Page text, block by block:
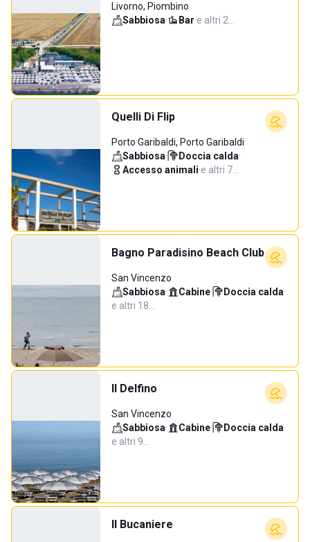
Livorno, Piombino
Sabbiosa· Bar·e altri 2…
Quelli Di Flip
Porto Garibaldi, Porto Garibaldi
Sabbiosa· Doccia calda·
Accesso animali·e altri 7…
Bagno Paradisino Beach Club
San Vincenzo
Sabbiosa· Cabine· Doccia calda·
e altri 18…
Il Delfino
San Vincenzo
Sabbiosa· Cabine· Doccia calda·
e altri 9…
Il Bucaniere